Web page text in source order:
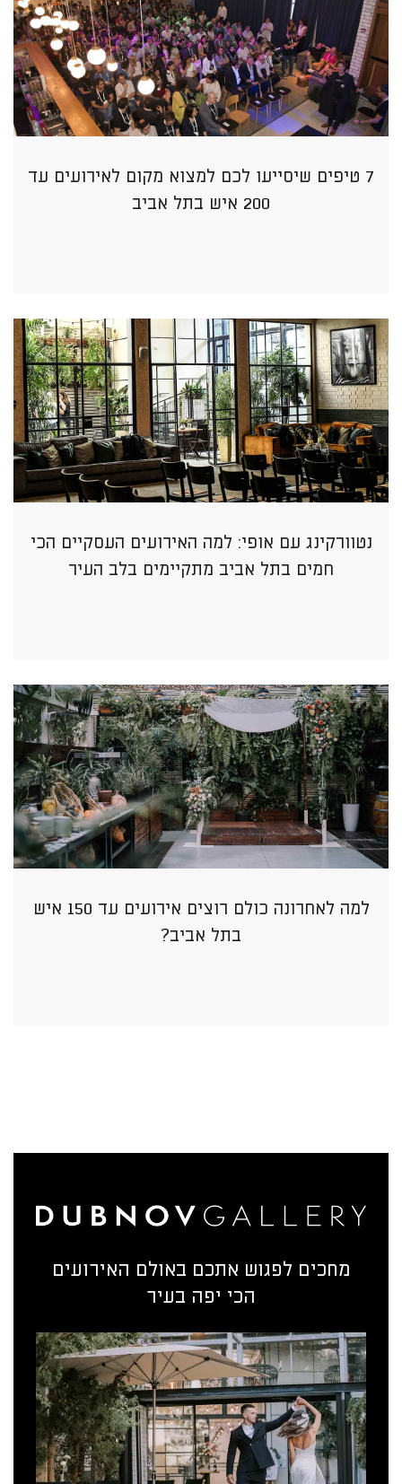
7 טיפים שיסייעו לכם למצוא מקום לאירועים עד
200 איש בתל אביב
נטוורקינג עם אופי: למה האירועים העסקיים הכי
חמים בתל אביב מתקיימים בלב העיר
למה לאחרונה כולם רוצים אירועים עד 150 איש
בתל אביב?
מחכים לפגוש אתכם באולם האירועים
הכי יפה בעיר